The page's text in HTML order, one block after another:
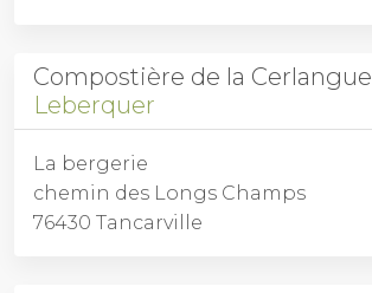
Compostière de la Cerlangue
Leberquer
La bergerie
chemin des Longs Champs
76430 Tancarville